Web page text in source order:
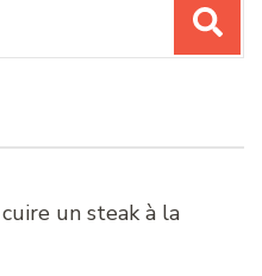
un steak à la